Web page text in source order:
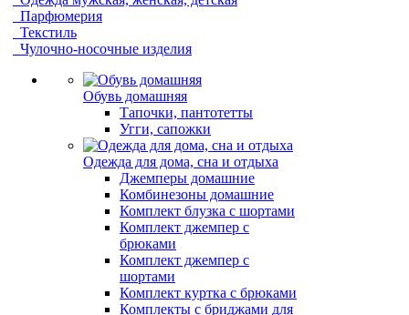
Парфюмерия
Текстиль
Чулочно-носочные изделия
Обувь домашняя
Тапочки, пантотетты
Угги, сапожки
Одежда для дома, сна и отдыха
Джемперы домашние
Комбинезоны домашние
Комплект блузка с шортами
Комплект джемпер с
брюками
Комплект джемпер с
шортами
Комплект куртка с брюками
Комплекты с бриджами для